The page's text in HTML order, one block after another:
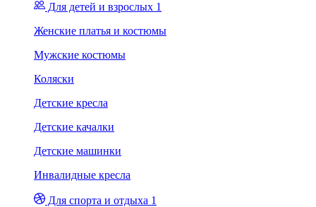
Для детей и взрослых 1
Женские платья и костюмы
Мужские костюмы
Коляски
Детские кресла
Детские качалки
Детские машинки
Инвалидные кресла
Для спорта и отдыха 1